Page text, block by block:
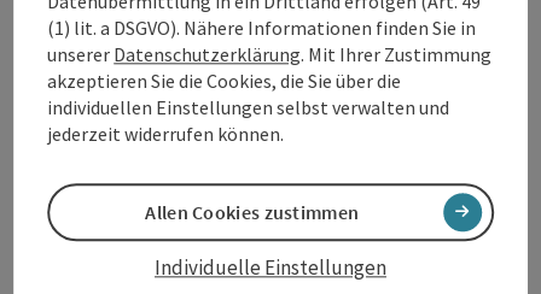
Anreise/Lage
Eignung
Barrierefreiheit
(1) lit. a DSGVO). Nähere Informationen finden Sie in
unserer Datenschutzerklärung. Mit Ihrer Zustimmung
akzeptieren Sie die Cookies, die Sie über die
individuellen Einstellungen selbst verwalten und
jederzeit widerrufen können.
Individuelle Einstellungen
Allen Cookies zustimmen